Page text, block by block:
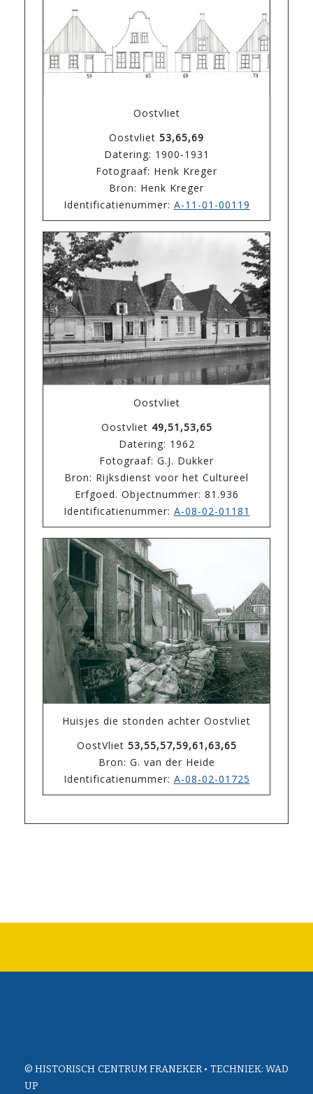
Oostvliet
Oostvliet 53,65,69
Datering: 1900-1931
Fotograaf: Henk Kreger
Bron: Henk Kreger
Identificatienummer: A-11-01-00119
Oostvliet
Oostvliet 49,51,53,65
Datering: 1962
Fotograaf: G.J. Dukker
Bron: Rijksdienst voor het Cultureel
Erfgoed. Objectnummer: 81.936
Identificatienummer: A-08-02-01181
Huisjes die stonden achter Oostvliet
OostVliet 53,55,57,59,61,63,65
Bron: G. van der Heide
Identificatienummer: A-08-02-01725
© HISTORISCH CENTRUM FRANEKER • TECHNIEK: WAD
UP